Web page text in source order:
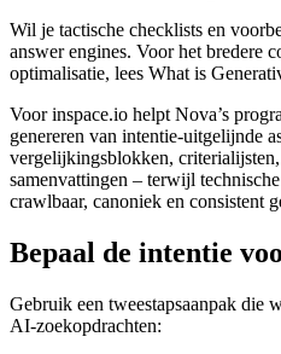
Wil je tactische checklists en
answer engines. Voor het bredere
optimalisatie, lees What is
Voor inspace.io helpt Nova’s
genereren van intentie-uitgelijnde
vergelijkingsblokken,
samenvattingen – terwijl
crawlbaar, canoniek en consistent
Bepaal de intentie
Gebruik een tweestapsaanpak die
AI-zoekopdrachten: